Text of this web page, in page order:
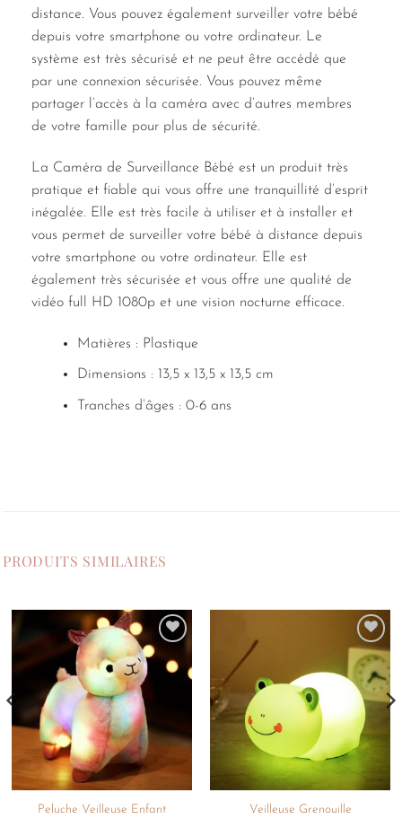
distance. Vous pouvez également surveiller votre bébé
depuis votre smartphone ou votre ordinateur. Le
système est très sécurisé et ne peut être accédé que
par une connexion sécurisée. Vous pouvez même
partager l’accès à la caméra avec d’autres membres
de votre famille pour plus de sécurité.
La Caméra de Surveillance Bébé est un produit très
pratique et fiable qui vous offre une tranquillité d’esprit
inégalée. Elle est très facile à utiliser et à installer et
vous permet de surveiller votre bébé à distance depuis
votre smartphone ou votre ordinateur. Elle est
également très sécurisée et vous offre une qualité de
vidéo full HD 1080p et une vision nocturne efficace.
Matières : Plastique
Dimensions : 13,5 x 13,5 x 13,5 cm
Tranches d’âges : 0-6 ans
PRODUITS SIMILAIRES
Ajouter
à la
Peluche Veilleuse Enfant
Ajouter
à la
liste de
souhaits
Veilleuse Grenouille